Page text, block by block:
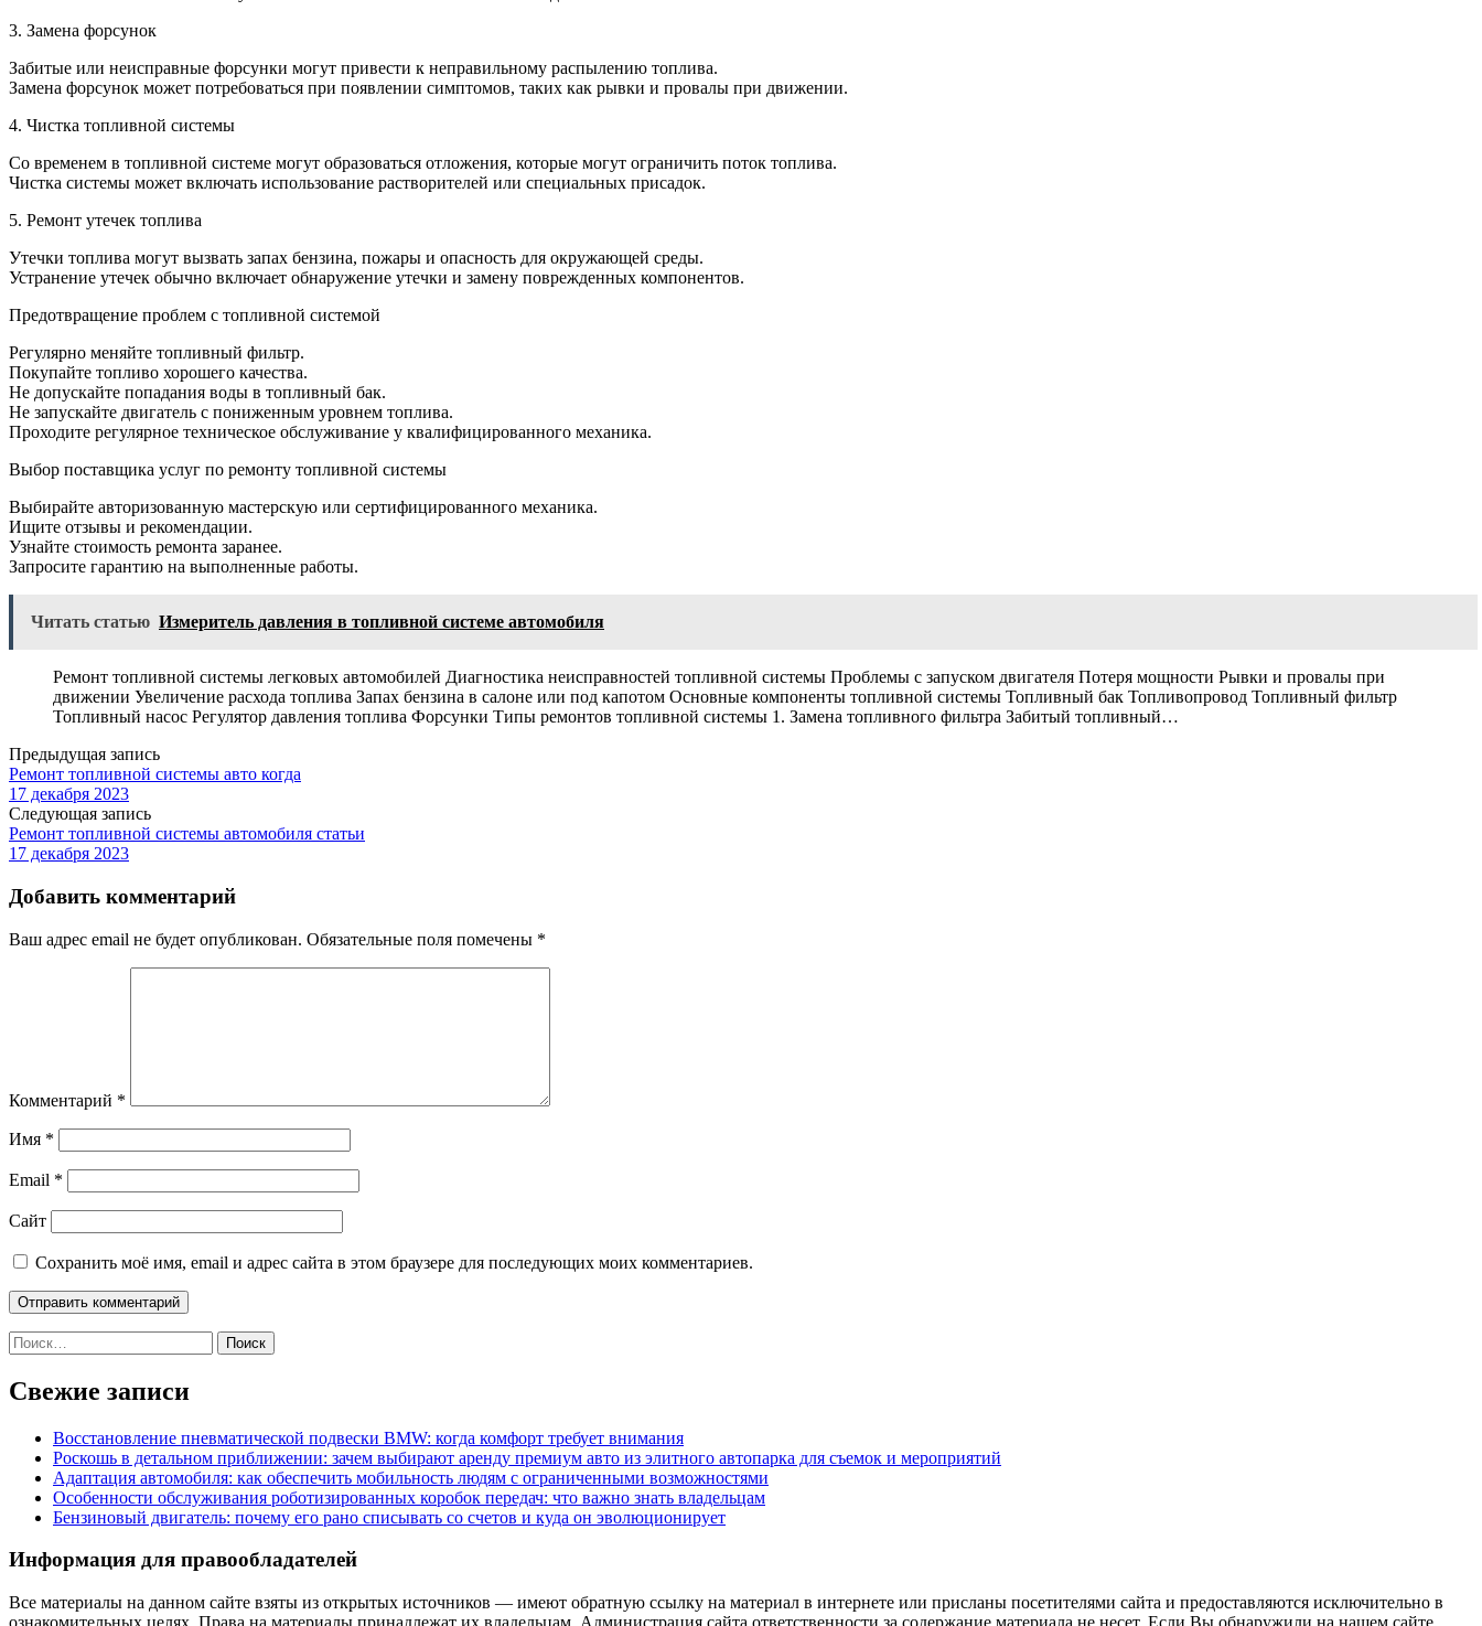
3. Замена форсунок
Забитые или неисправные форсунки могут привести к неправильному распылению топлива.
Замена форсунок может потребоваться при появлении симптомов, таких как рывки и провалы при движении.
4. Чистка топливной системы
Со временем в топливной системе могут образоваться отложения, которые могут ограничить поток топлива.
Чистка системы может включать использование растворителей или специальных присадок.
5. Ремонт утечек топлива
Утечки топлива могут вызвать запах бензина, пожары и опасность для окружающей среды.
Устранение утечек обычно включает обнаружение утечки и замену поврежденных компонентов.
Предотвращение проблем с топливной системой
Регулярно меняйте топливный фильтр.
Покупайте топливо хорошего качества.
Не допускайте попадания воды в топливный бак.
Не запускайте двигатель с пониженным уровнем топлива.
Проходите регулярное техническое обслуживание у квалифицированного механика.
Выбор поставщика услуг по ремонту топливной системы
Выбирайте авторизованную мастерскую или сертифицированного механика.
Ищите отзывы и рекомендации.
Узнайте стоимость ремонта заранее.
Запросите гарантию на выполненные работы.
Читать статью Измеритель давления в топливной системе автомобиля
Ремонт топливной системы легковых автомобилей Диагностика неисправностей топливной системы Проблемы с запуском двигателя Потеря мощности Рывки и провалы при
движении Увеличение расхода топлива Запах бензина в салоне или под капотом Основные компоненты топливной системы Топливный бак Топливопровод Топливный фильтр
Топливный насос Регулятор давления топлива Форсунки Типы ремонтов топливной системы 1. Замена топливного фильтра Забитый топливный…
Предыдущая запись
Ремонт топливной системы авто когда
17 декабря 2023
Следующая запись
Ремонт топливной системы автомобиля статьи
17 декабря 2023
Добавить комментарий
Ваш адрес email не будет опубликован. Обязательные поля помечены *
Комментарий *
Имя *
Email *
Сайт
Сохранить моё имя, email и адрес сайта в этом браузере для последующих моих комментариев.
Найти:
Свежие записи
Восстановление пневматической подвески BMW: когда комфорт требует внимания
Роскошь в детальном приближении: зачем выбирают аренду премиум авто из элитного автопарка для съемок и мероприятий
Адаптация автомобиля: как обеспечить мобильность людям с ограниченными возможностями
Особенности обслуживания роботизированных коробок передач: что важно знать владельцам
Бензиновый двигатель: почему его рано списывать со счетов и куда он эволюционирует
Информация для правообладателей
Все материалы на данном сайте взяты из открытых источников — имеют обратную ссылку на материал в интернете или присланы посетителями сайта и предоставляются исключительно в